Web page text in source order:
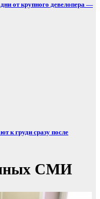
от крупного девелопера —
к груди сразу после